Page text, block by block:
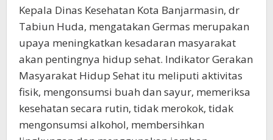
Kepala Dinas Kesehatan Kota Banjarmasin, dr
Tabiun Huda, mengatakan Germas merupakan
upaya meningkatkan kesadaran masyarakat
akan pentingnya hidup sehat. Indikator Gerakan
Masyarakat Hidup Sehat itu meliputi aktivitas
fisik, mengonsumsi buah dan sayur, memeriksa
kesehatan secara rutin, tidak merokok, tidak
mengonsumsi alkohol, membersihkan